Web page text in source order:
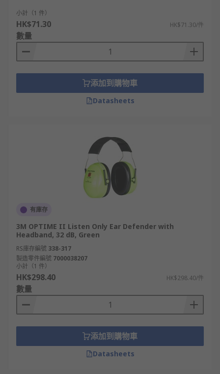
金屬加工、造船與重工業製造: 金屬加工及造船
業涉及金屬切割、打磨、焊接及鉚接等工序，
作業期間產生持續性高頻噪音。降噪耳罩能有
效隔離這類噪音，保護工人聽力之餘亦有助提
升工作專注度及安全性。
木工、木材加工與石材切割業: 木工及石材切割
作業過程中，鋸床、切割機及打磨設備運轉時
會產生刺耳的噪音及震動。隔音耳罩能顯著降
低作業噪音對工人的影響，同時部分款式可與
電力工程、高壓電網與通訊維修: 工程人員經常
在發電設備及變電站等高噪音環境中工作，隔
音耳罩能提供穩定的聽力保護，同時可配合安
全帽等其他個人防護裝備使用，提升整體作業
選購各款精選耳罩
作為業界領先的個人防護裝備供應及批發商，RS香港
精選來自3M
國際知名品牌的耳罩。我們的產品系列價格實惠，佩
戴舒適且性能優異，可助您有效保障聽力健康及工作
安全。
即日訂購，最快翌日送達，網上下單滿額可免運費。
小計（1 件）
HK$71.30 HK$71.30/件
數量
添加到購物車
Datasheets
有庫存
3M OPTIME II Listen Only Ear Defender with
Headband, 32 dB, Green
RS庫存編號 338-317
製造零件編號 7000038207
小計（1 件）
HK$298.40 HK$298.40/件
數量
添加到購物車
Datasheets